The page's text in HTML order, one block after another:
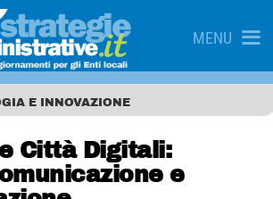
MENU
E INNOVAZIONE
Città Digitali:
e